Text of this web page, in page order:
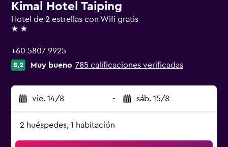
Kimal Hotel Taiping
Hotel de 2 estrellas con Wifi gratis
2 estrellas
+60 5807 9925
8,2 Muy bueno 785 calificaciones verificadas
vie. 14/8 - sáb. 15/8
2 huéspedes, 1 habitación